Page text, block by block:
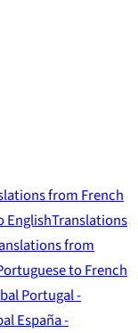
from French
EnglishTranslations
from
to French
Portugal -
España -